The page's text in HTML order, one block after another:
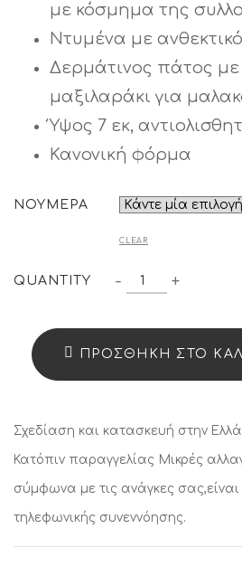
με κόσμημα της
Ντυμένα με
Δερμάτινος πάτος με
μαξιλαράκι για
Ύψος 7 εκ,
Κανονική φόρμα
ΝΟΥΜΕΡΑ
CLEAR
QUANTITY -
ΠΛΑΤΦΌΡΜΕΣ
"COUNTRY"
+
ΠΡΟΣΘΉΚΗ ΣΤΟ
Σχεδίαση και κατασκευή στην
Κατόπιν παραγγελίας Μικρές
σύμφωνα με τις ανάγκες σας,είναι
τηλεφωνικής συνεννόησης.